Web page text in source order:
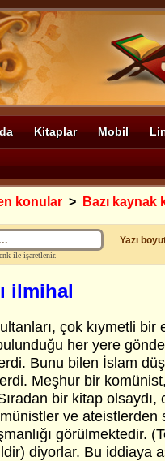
Kitaplar Mobil
konular > Bazı kaynak
ile işaretlenir.
Yazı
ilmihal
çok kıymetli bir
her yere
Bunu bilen İslam
Meşhur bir
bir kitap
ve
görülmektedir.
diyorlar. Bu iddiaya